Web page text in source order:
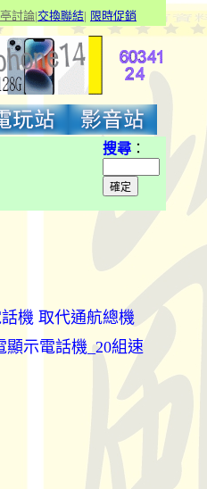
討論|交換聯結| 限時促銷
搜尋 ：
機 取代通航總機
顯示電話機_20組速